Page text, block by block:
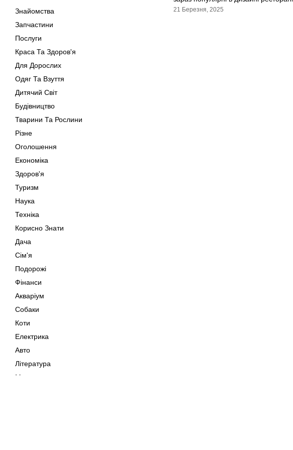
Знайомства
Запчастини
Послуги
Краса Та Здоров'я
Для Дорослих
Одяг Та Взуття
Дитячий Світ
Будівництво
Тварини Та Рослини
Різне
Оголошення
Економіка
Здоров'я
Туризм
Наука
Техніка
Корисно Знати
Дача
Сім'я
Подорожі
Фінанси
Акваріум
Собаки
Коти
Електрика
Авто
Література
Музика
21 Березня, 2025